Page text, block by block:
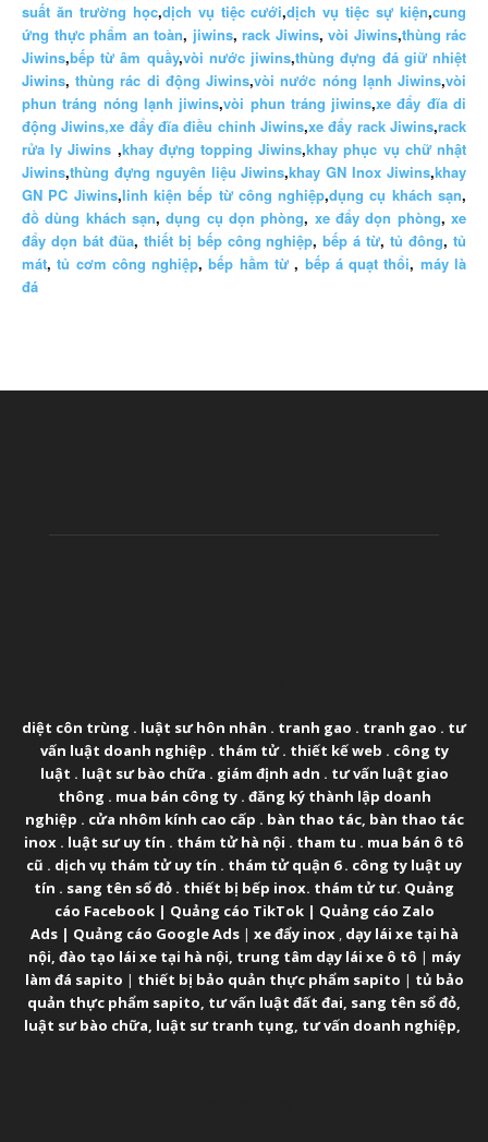
suất ăn trường học,dịch vụ tiệc cưới,dịch vụ tiệc sự kiện,cung
ứng thực phẩm an toàn, jiwins, rack Jiwins, vòi Jiwins,thùng rác
Jiwins,bếp từ âm quầy,vòi nước jiwins,thùng đựng đá giữ nhiệt
Jiwins,thùng rác di động Jiwins,vòi nước nóng lạnh Jiwins,vòi
phun tráng nóng lạnh jiwins,vòi phun tráng jiwins,xe đẩy đĩa di
động Jiwins,xe đẩy đĩa điều chỉnh Jiwins,xe đẩy rack Jiwins,rack
rửa ly Jiwins ,khay đựng topping Jiwins,khay phục vụ chữ nhật
Jiwins,thùng đựng nguyên liệu Jiwins,khay GN Inox Jiwins,khay
GN PC Jiwins,linh kiện bếp từ công nghiệp,dụng cụ khách sạn,
đồ dùng khách sạn,dụng cụ dọn phòng, xe đẩy dọn phòng,xe
đẩy dọn bát đũa, thiết bị bếp công nghiệp,bếp á từ,tủ đông,tủ
mát,tủ cơm công nghiệp,bếp hầm từ , bếp á quạt thổi, máy là
đá
diệt côn trùng . luật sư hôn nhân . tranh gao . tranh gao . tư
vấn luật doanh nghiệp . thám tử. thiết kế web . công ty
luật . luật sư bào chữa . giám định adn . tư vấn luật giao
thông . mua bán công ty. đăng ký thành lập doanh
nghiệp . cửa nhôm kính cao cấp . bàn thao tác, bàn thao tác
inox . luật sư uy tín . thám tử hà nội . tham tu . mua bán ô tô
cũ . dịch vụ thám tử uy tín . thám tử quận 6. công ty luật uy
tín . sang tên sổ đỏ . thiết bị bếp inox. thám tử tư. Quảng
cáo Facebook| Quảng cáo TikTok| Quảng cáo Zalo
Ads| Quảng cáo Google Ads| xe đẩy inox, dạy lái xe tại hà
nội, đào tạo lái xe tại hà nội, trung tâm dạy lái xe ô tô | máy
làm đá sapito | thiết bị bảo quản thực phẩm sapito | tủ bảo
quản thực phẩm sapito, tư vấn luật đất đai, sang tên sổ đỏ,
luật sư bào chữa, luật sư tranh tụng, tư vấn doanh nghiệp,